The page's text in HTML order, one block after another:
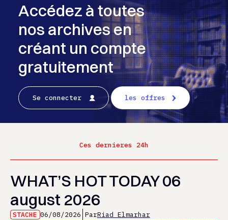
Accédez à toutes
nos archives en
créant un compte
gratuitement
Se connecter les offres
Ces dernieres 24h
WHAT’S HOT TODAY 06
august 2026
STACHE 06/08/2026 ParRiad Elmarhar